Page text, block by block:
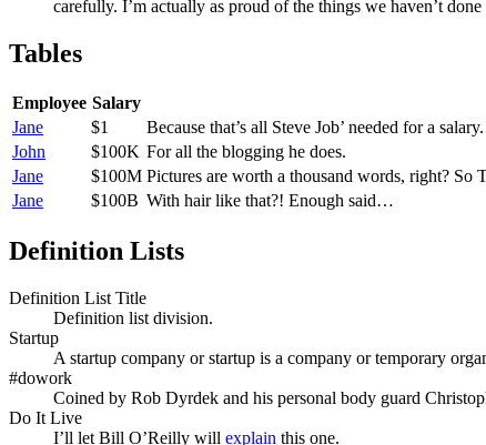
carefully. I’m actually as proud of the things we haven’t
Tables
Employee Salary
Jane
$1
Because that’s all Steve Job’ needed for a salary.
John
$100K For all the blogging he does.
Jane
$100M Pictures are worth a thousand words, right? So
Jane
$100B With hair like that?! Enough said…
Definition Lists
Definition List Title
Definition list division.
Startup
A startup company or startup is a company or temporary
#dowork
Coined by Rob Dyrdek and his personal body guard
Do It Live
I’ll let Bill O’Reilly will explain this one.